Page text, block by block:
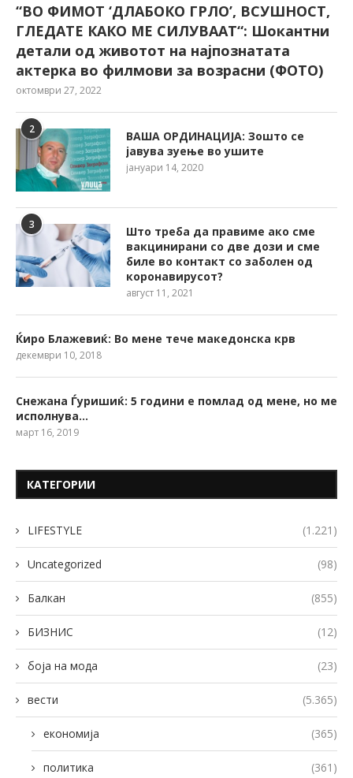
“ВО ФИМОТ ‘ДЛАБОКО ГРЛО’, ВСУШНОСТ,
ГЛЕДАТЕ КАКО МЕ СИЛУВААТ“: Шокантни
детали од животот на најпознатата
актерка во филмови за возрасни (ФОТО)
октомври 27, 2022
2
ВАША ОРДИНАЦИЈА: Зошто се
јавува зуење во ушите
јануари 14, 2020
3
Што треба да правиме ако сме
вакцинирани со две дози и сме
биле во контакт со заболен од
коронавирусот?
август 11, 2021
Ќиро Блажевиќ: Во мене тече македонска крв
декември 10, 2018
Снежана Ѓуришиќ: 5 години е помлад од мене, но ме
исполнува…
март 16, 2019
КАТЕГОРИИ
LIFESTYLE (1.221)
Uncategorized (98)
Балкан (855)
БИЗНИС (12)
боја на мода (23)
вести (5.365)
економија (365)
политика (361)